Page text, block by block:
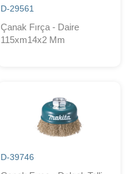
D-29561
Çanak Fırça - Daire
115xm14x2 Mm
D-39746